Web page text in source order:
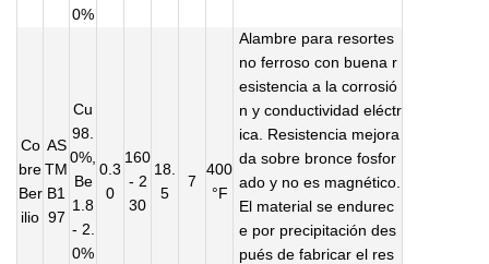
0%
Co
bre
Ber
ilio
AS
TM
B1
97
Cu
98.
0%,
Be
1.8
- 2.
0%
0.3
0
160
- 2
30
18.
5
7
400
°F
Alambre para resortes
no ferroso con buena r
esistencia a la corrosió
n y conductividad eléctr
ica. Resistencia mejora
da sobre bronce fosfor
ado y no es magnético.
El material se endurec
e por precipitación des
pués de fabricar el res